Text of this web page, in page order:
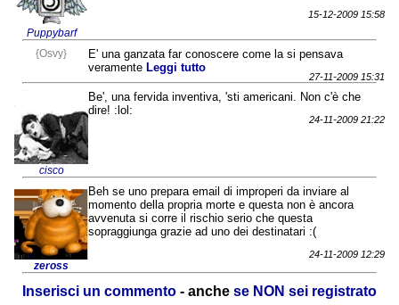
Puppybarf
15-12-2009 15:58
{Osvy}
E' una ganzata far conoscere come la si pensava
veramente Leggi tutto
27-11-2009 15:31
cisco
Be', una fervida inventiva, 'sti americani. Non c'è che
dire! :lol:
24-11-2009 21:22
zeross
Beh se uno prepara email di improperi da inviare al
momento della propria morte e questa non è ancora
avvenuta si corre il rischio serio che questa
sopraggiunga grazie ad uno dei destinatari :(
24-11-2009 12:29
Inserisci un commento - anche se NON sei registrato